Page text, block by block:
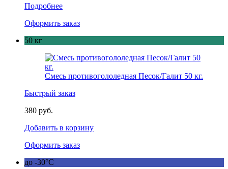
Подробнее
Оформить заказ
50 кг
Смесь противогололедная Песок/Галит 50 кг.
Быстрый заказ
380 руб.
Добавить в корзину
Оформить заказ
до -30°C